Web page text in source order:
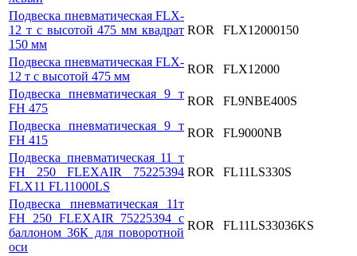
Подвеска пневматическая FLX-
12 т с высотой 475 мм квадрат
150 мм
ROR FLX12000150
Подвеска пневматическая FLX-
12 т с высотой 475 мм
ROR
FLX12000
Подвеска пневматическая 9 т
FH 475
ROR
FL9NBE400S
Подвеска пневматическая 9 т
FH 415
ROR
FL9000NB
Подвеска пневматическая 11 т
FH 250 FLEXAIR 75225394
FLX11 FL11000LS
ROR FL11LS330S
Подвеска пневматическая 11т
FH 250 FLEXAIR 75225394 с
баллоном 36К для поворотной
оси
ROR FL11LS33036KS